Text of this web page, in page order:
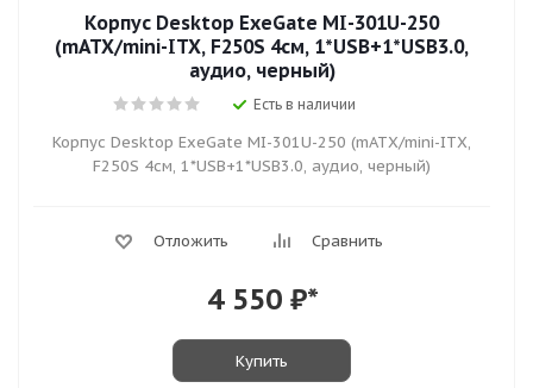
Корпус Desktop ExeGate MI-301U-250
(mATX/mini-ITX, F250S 4см, 1*USB+1*USB3.0,
аудио, черный)
Есть в наличии
Корпус Desktop ExeGate MI-301U-250 (mATX/mini-ITX,
F250S 4см, 1*USB+1*USB3.0, аудио, черный)
Отложить Сравнить
4 550₽*
Купить